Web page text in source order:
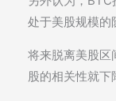
处于美股规模的
将来脱离美股区
股的相关性就下